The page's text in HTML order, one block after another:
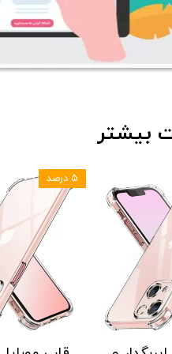
۵ درصد
بیشتر